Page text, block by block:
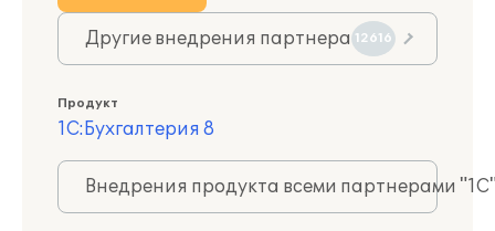
Другие внедрения партнера 12616
Продукт
1С:Бухгалтерия 8
Внедрения продукта всеми партнерами